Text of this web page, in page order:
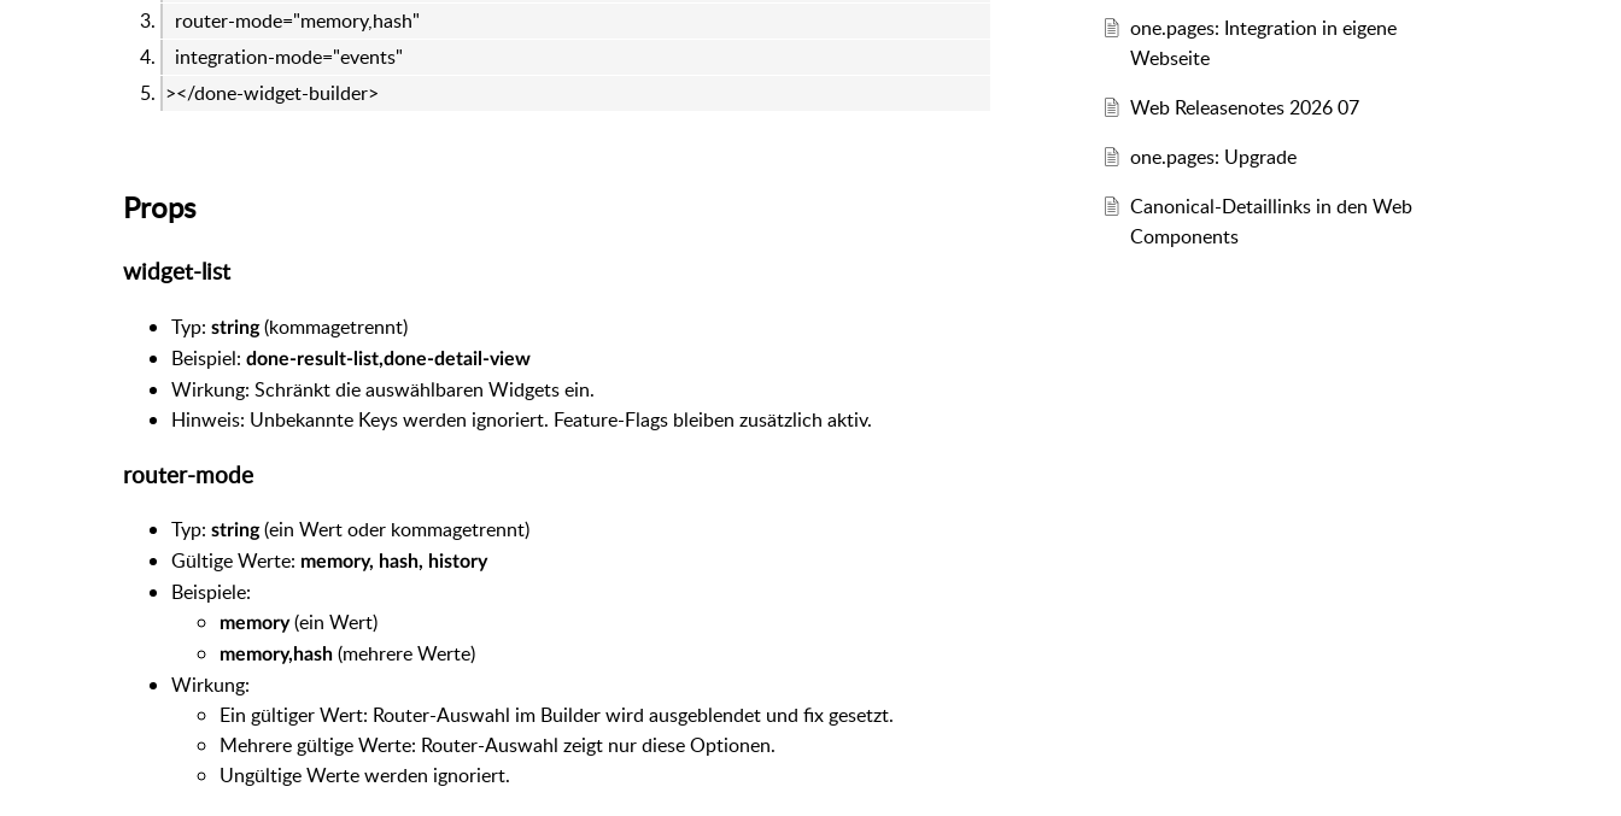
router-mode="memory,hash"
integration-mode="events"
></done-widget-builder>
Props
widget-list
Typ: string(kommagetrennt)
Beispiel: done-result-list,done-detail-view
Wirkung: Schränkt die auswählbaren Widgets ein.
Hinweis: Unbekannte Keys werden ignoriert. Feature-Flags bleiben zusätzlich aktiv.
router-mode
Typ: string(ein Wert oder kommagetrennt)
Gültige Werte: memory, hash, history
Beispiele:
memory(ein Wert)
memory,hash (mehrere Werte)
Wirkung:
Ein gültiger Wert: Router-Auswahl im Builder wird ausgeblendet und fix gesetzt.
Mehrere gültige Werte: Router-Auswahl zeigt nur diese Optionen.
Ungültige Werte werden ignoriert.
one.pages: Integration in eigene
Webseite
Web Releasenotes 2026 07
one.pages: Upgrade
Canonical-Detaillinks in den Web
Components